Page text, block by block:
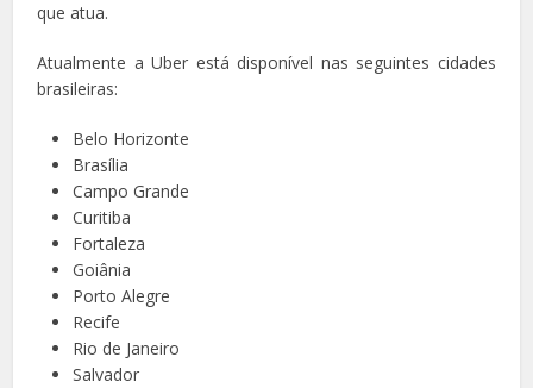
que atua.
Atualmente a Uber está disponível nas seguintes cidades
brasileiras:
Belo Horizonte
Brasília
Campo Grande
Curitiba
Fortaleza
Goiânia
Porto Alegre
Recife
Rio de Janeiro
Salvador